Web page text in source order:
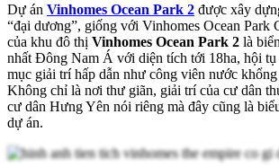
Dự án Vinhomes Ocean Park 2 được xây
“đại dương”, giống với Vinhomes Ocean Park
của khu đô thị Vinhomes Ocean Park 2 là
nhất Đông Nam Á với diện tích tới 18ha, hội tụ
mục giải trí hấp dẫn như công viên nước
Không chỉ là nơi thư giãn, giải trí của cư dân
cư dân Hưng Yên nói riêng mà đây cũng là
dự án.